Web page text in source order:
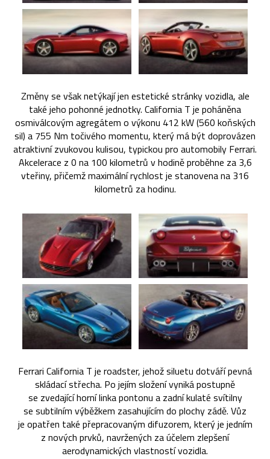
Změny se však netýkají jen estetické stránky vozidla, ale
také jeho pohonné jednotky. California T je poháněna
osmiválcovým agregátem o výkonu 412 kW (560 koňských
sil) a 755 Nm točivého momentu, který má být doprovázen
atraktivní zvukovou kulisou, typickou pro automobily Ferrari.
Akcelerace z 0 na 100 kilometrů v hodině proběhne za 3,6
vteřiny, přičemž maximální rychlost je stanovena na 316
kilometrů za hodinu.
Ferrari California T je roadster, jehož siluetu dotváří pevná
skládací střecha. Po jejím složení vyniká postupně
se zvedající horní linka pontonu a zadní kulaté svítilny
se subtilním výběžkem zasahujícím do plochy zádě. Vůz
je opatřen také přepracovaným difuzorem, který je jedním
z nových prvků, navržených za účelem zlepšení
aerodynamických vlastností vozidla.